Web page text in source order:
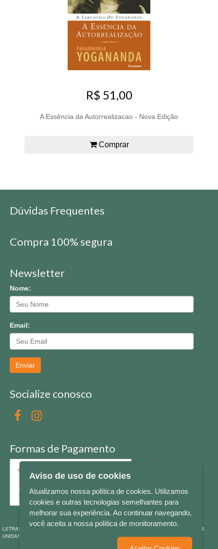
R$ 51,00
A Essência da Autorrealizacao - Nova Edição
Comprar
Dúvidas Frequentes
Compra 100% segura
Newsletter
Nome:
Email:
Enviar
Socialize conosco
Formas de Pagamento
LETRAS & CIA - CNPJ n° 88.587.548/0001-20 - Térreo Bourbon Shopping - AV. NAÇÕES
UNIDAS , 2001 - Lojas 1064/1065 - RIO BRANCO - - NOVO HAMBURGO - RS
Aviso de uso de cookies
Atualizamos nossa política de cookies. Utilizamos
cookies e outras tecnologias semelhantes para
melhorar sua experiência. Ao continuar navegando,
você aceita a nossa política de monitoramento.